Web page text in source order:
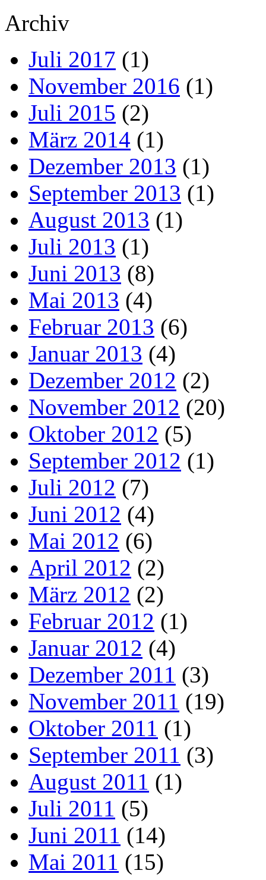
Archiv
Juli 2017 (1)
November 2016 (1)
Juli 2015 (2)
März 2014 (1)
Dezember 2013 (1)
September 2013 (1)
August 2013 (1)
Juli 2013 (1)
Juni 2013 (8)
Mai 2013 (4)
Februar 2013 (6)
Januar 2013 (4)
Dezember 2012 (2)
November 2012 (20)
Oktober 2012 (5)
September 2012 (1)
Juli 2012 (7)
Juni 2012 (4)
Mai 2012 (6)
April 2012 (2)
März 2012 (2)
Februar 2012 (1)
Januar 2012 (4)
Dezember 2011 (3)
November 2011 (19)
Oktober 2011 (1)
September 2011 (3)
August 2011 (1)
Juli 2011 (5)
Juni 2011 (14)
Mai 2011 (15)